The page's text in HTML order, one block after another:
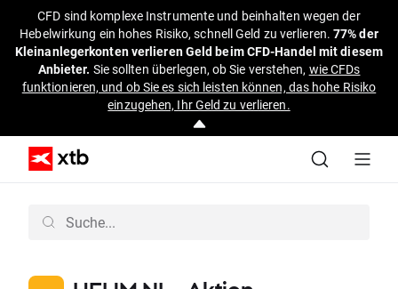
CFD sind komplexe Instrumente und beinhalten wegen der
Hebelwirkung ein hohes Risiko, schnell Geld zu verlieren.77% der
Kleinanlegerkonten verlieren Geld beim CFD-Handel mit diesem
Anbieter. Sie sollten überlegen, ob Sie verstehen, wie CFDs
funktionieren, und ob Sie es sich leisten können, das hohe Risiko
einzugehen, Ihr Geld zu verlieren.